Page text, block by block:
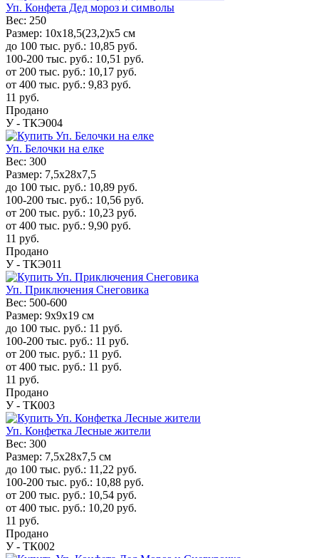
Уп. Конфета Дед мороз и символы
Вес: 250
Размер: 10x18,5(23,2)x5 см
до 100 тыс. руб.: 10,85 руб.
100-200 тыс. руб.: 10,51 руб.
от 200 тыс. руб.: 10,17 руб.
от 400 тыс. руб.: 9,83 руб.
11 руб.
Продано
У - ТКЭ004
Уп. Белочки на елке
Вес: 300
Размер: 7,5x28x7,5
до 100 тыс. руб.: 10,89 руб.
100-200 тыс. руб.: 10,56 руб.
от 200 тыс. руб.: 10,23 руб.
от 400 тыс. руб.: 9,90 руб.
11 руб.
Продано
У - ТКЭ011
Уп. Приключения Снеговика
Вес: 500-600
Размер: 9x9x19 см
до 100 тыс. руб.: 11 руб.
100-200 тыс. руб.: 11 руб.
от 200 тыс. руб.: 11 руб.
от 400 тыс. руб.: 11 руб.
11 руб.
Продано
У - ТК003
Уп. Конфетка Лесные жители
Вес: 300
Размер: 7,5x28x7,5 см
до 100 тыс. руб.: 11,22 руб.
100-200 тыс. руб.: 10,88 руб.
от 200 тыс. руб.: 10,54 руб.
от 400 тыс. руб.: 10,20 руб.
11 руб.
Продано
У - ТК002